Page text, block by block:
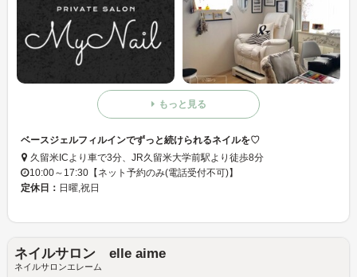
もっと見る
ベースジェルフィルインでずっと続けられるネイルを♡
久留米ICより車で3分、JR久留米大学前駅より徒歩8分
10:00～17:30【ネット予約のみ(電話受付不可)】
定休日： 日曜,祝日
ネイルサロン elle aime
ネイルサロンエレーム